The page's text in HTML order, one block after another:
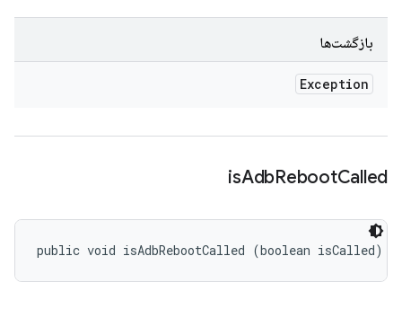
بازگشت‌ها
Exception
isAdbRebootCalled
public void isAdbRebootCalled (boolean isCalled)